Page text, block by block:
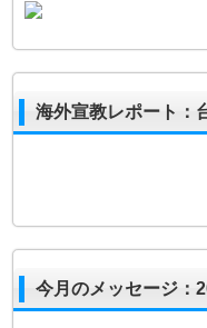
海外宣教レポート：
今月のメッセージ：